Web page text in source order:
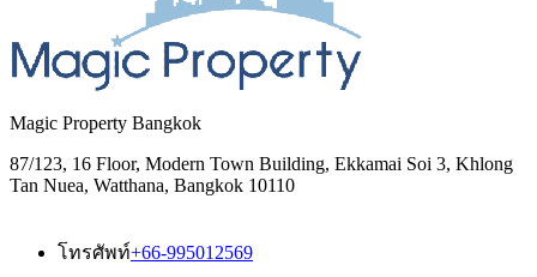
Magic Property Bangkok
87/123, 16 Floor, Modern Town Building, Ekkamai Soi 3, Khlong
Tan Nuea, Watthana, Bangkok 10110
โทรศัพท์+66-995012569